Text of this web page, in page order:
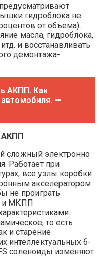
гидроблока не
от объема).
масла, гидроблока,
и восстанавливать
демонтажа-
АКПП. Как
—
АКПП
электронно
Работает при
все узлы коробки
акселератором
не проиграть
и МКПП
то есть
и старение
интеллектуальных 6-
соленоиды изменяют